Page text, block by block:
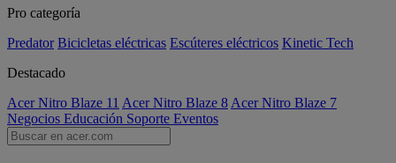
Pro categoría
Predator Bicicletas eléctricas Escúteres eléctricos Kinetic Tech
Destacado
Acer Nitro Blaze 11 Acer Nitro Blaze 8 Acer Nitro Blaze 7
Negocios Educación Soporte Eventos